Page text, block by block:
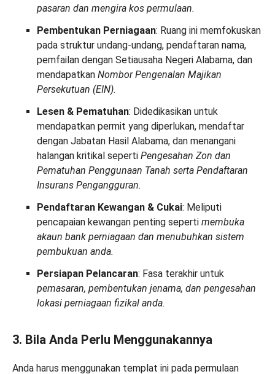
pasaran dan mengira kos permulaan.
Pembentukan Perniagaan: Ruang ini memfokuskan
pada struktur undang-undang, pendaftaran nama,
pemfailan dengan Setiausaha Negeri Alabama, dan
mendapatkan Nombor Pengenalan Majikan
Persekutuan (EIN).
Lesen & Pematuhan: Didedikasikan untuk
mendapatkan permit yang diperlukan, mendaftar
dengan Jabatan Hasil Alabama, dan menangani
halangan kritikal seperti Pengesahan Zon dan
Pematuhan Penggunaan Tanah serta Pendaftaran
Insurans Pengangguran.
Pendaftaran Kewangan & Cukai: Meliputi
pencapaian kewangan penting seperti membuka
akaun bank perniagaan dan menubuhkan sistem
pembukuan anda.
Persiapan Pelancaran: Fasa terakhir untuk
pemasaran, pembentukan jenama, dan pengesahan
lokasi perniagaan fizikal anda.
3. Bila Anda Perlu Menggunakannya
Anda harus menggunakan templat ini pada permulaan